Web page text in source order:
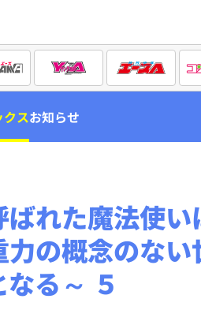
クスお知らせ
れた魔法使
の概念のない
る～ ５